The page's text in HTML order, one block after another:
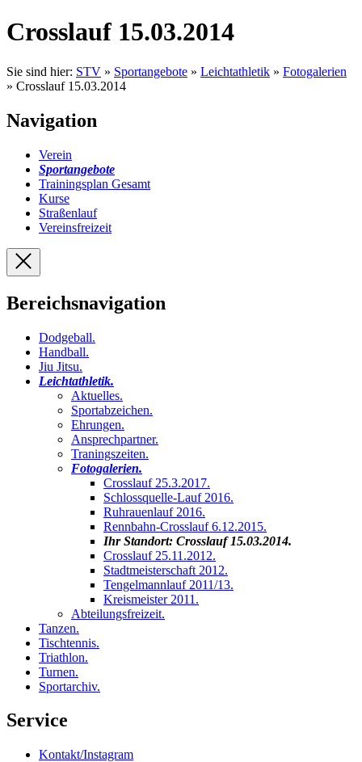
Crosslauf 15.03.2014
Sie sind hier: STV » Sportangebote » Leichtathletik » Fotogalerien
» Crosslauf 15.03.2014
Navigation
Verein
Sportangebote
Trainingsplan Gesamt
Kurse
Straßenlauf
Vereinsfreizeit
Bereichsnavigation
Dodgeball.
Handball.
Jiu Jitsu.
Leichtathletik.
Aktuelles.
Sportabzeichen.
Ehrungen.
Ansprechpartner.
Traningszeiten.
Fotogalerien.
Crosslauf 25.3.2017.
Schlossquelle-Lauf 2016.
Ruhrauenlauf 2016.
Rennbahn-Crosslauf 6.12.2015.
Ihr Standort: Crosslauf 15.03.2014.
Crosslauf 25.11.2012.
Stadtmeisterschaft 2012.
Tengelmannlauf 2011/13.
Kreismeister 2011 .
Abteilungsfreizeit.
Tanzen.
Tischtennis.
Triathlon.
Turnen.
Sportarchiv.
Service
Kontakt/Instagram